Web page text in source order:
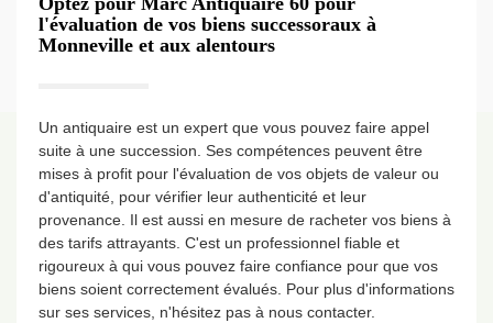
l'évaluation de vos biens successoraux à
Monneville et aux alentours
Un antiquaire est un expert que vous pouvez faire appel
suite à une succession. Ses compétences peuvent être
mises à profit pour l'évaluation de vos objets de valeur ou
d'antiquité, pour vérifier leur authenticité et leur
provenance. Il est aussi en mesure de racheter vos biens à
des tarifs attrayants. C'est un professionnel fiable et
rigoureux à qui vous pouvez faire confiance pour que vos
biens soient correctement évalués. Pour plus d'informations
sur ses services, n'hésitez pas à nous contacter.